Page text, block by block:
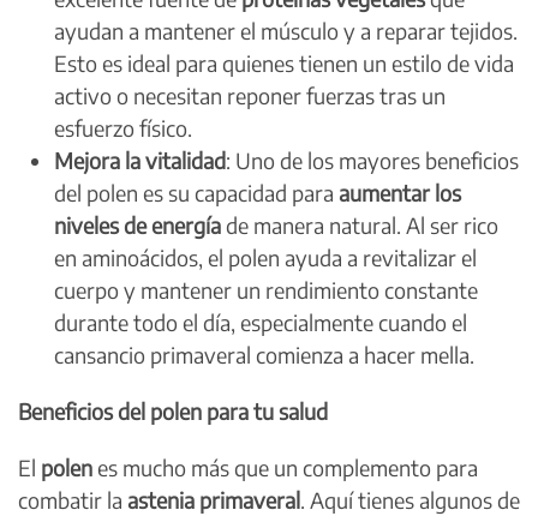
ayudan a mantener el músculo y a reparar tejidos.
Esto es ideal para quienes tienen un estilo de vida
activo o necesitan reponer fuerzas tras un
esfuerzo físico.
Mejora la vitalidad: Uno de los mayores beneficios
del polen es su capacidad para aumentar los
niveles de energíade manera natural. Al ser rico
en aminoácidos, el polen ayuda a revitalizar el
cuerpo y mantener un rendimiento constante
durante todo el día, especialmente cuando el
cansancio primaveral comienza a hacer mella.
Beneficios del polen para tu salud
El polen es mucho más que un complemento para
combatir la astenia primaveral. Aquí tienes algunos de